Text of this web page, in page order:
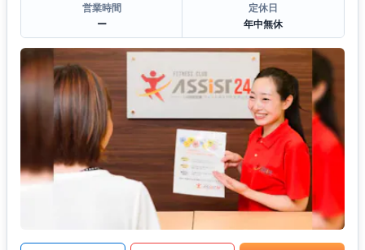
営業時間
ー
定休日
年中無休